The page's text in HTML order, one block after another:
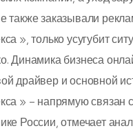
также заказывали
», только усугубит
Динамика бизнеса
драйвер и основной
» – напрямую связан
России, отмечает